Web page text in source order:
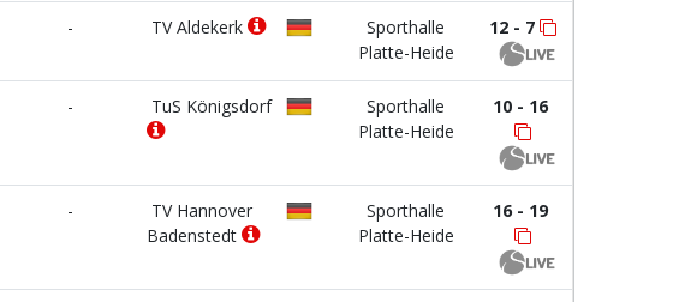
- TV Aldekerk
Sporthalle
Platte-Heide
12 - 7
- TuS Königsdorf
Sporthalle
Platte-Heide
10 - 16
-
TV Hannover
Badenstedt
Sporthalle
Platte-Heide
16 - 19